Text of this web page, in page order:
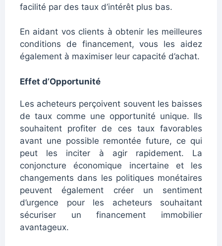
facilité par des taux d’intérêt plus bas.
En aidant vos clients à obtenir les meilleures
conditions de financement, vous les aidez
également à maximiser leur capacité d’achat.
Effet d’Opportunité
Les acheteurs perçoivent souvent les baisses
de taux comme une opportunité unique. Ils
souhaitent profiter de ces taux favorables
avant une possible remontée future, ce qui
peut les inciter à agir rapidement. La
conjoncture économique incertaine et les
changements dans les politiques monétaires
peuvent également créer un sentiment
d’urgence pour les acheteurs souhaitant
sécuriser un financement immobilier
avantageux.